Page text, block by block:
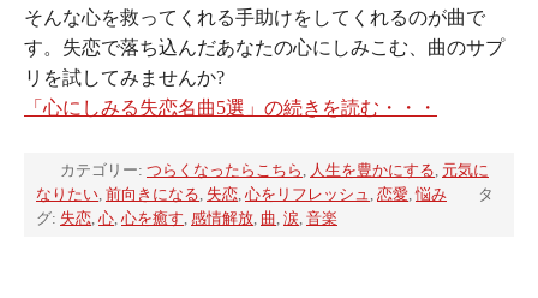
そんな心を救ってくれる手助けをしてくれるのが曲で
す。失恋で落ち込んだあなたの心にしみこむ、曲のサプ
リを試してみませんか?
「心にしみる失恋名曲5選」の続きを読む・・・
カテゴリー: つらくなったらこちら , 人生を豊かにする, 元気に
なりたい, 前向きになる, 失恋, 心をリフレッシュ , 恋愛,悩み
タ
グ: 失恋, 心, 心を癒す, 感情解放, 曲, 涙, 音楽